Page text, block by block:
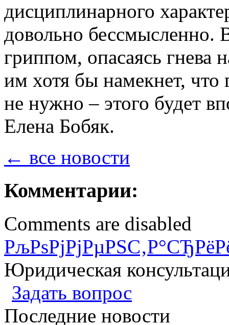
дисциплинарного
довольно бессмысленно.
гриппом, опасаясь гнева
им хотя бы намекнет,
не нужно – этого будет
Елена Бобяк.
← все новости
Комментарии:
Comments are disabled
Юридическая
Задать вопрос
Последние новости